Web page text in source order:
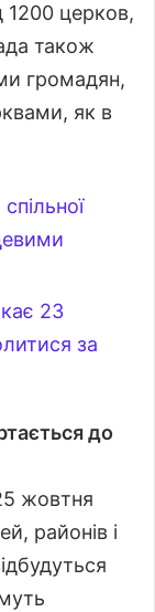
1200 церков,
також
громадян,
як в
23
за
до
жовтня
районів і